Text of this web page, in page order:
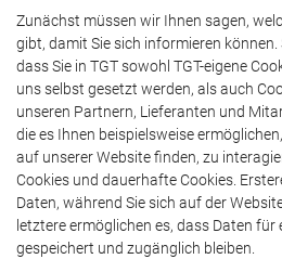
Zunächst müssen wir Ihnen sagen,
gibt, damit Sie sich informieren
dass Sie in TGT sowohl TGT-eigene
uns selbst gesetzt werden, als auch
unseren Partnern, Lieferanten und
die es Ihnen beispielsweise
auf unserer Website finden, zu
Cookies und dauerhafte Cookies.
Daten, während Sie sich auf der
letztere ermöglichen es, dass Daten
gespeichert und zugänglich bleiben.